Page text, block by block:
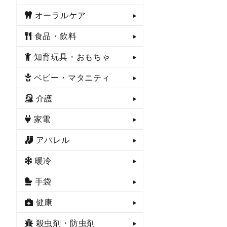
オーラルケア
食品・飲料
知育玩具・おもちゃ
ベビー・マタニティ
介護
家電
アパレル
暖冷
手袋
健康
殺虫剤・防虫剤